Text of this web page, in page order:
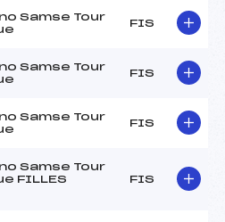
Samse Tour
FIS
Samse Tour
FIS
Samse Tour
FIS
Samse Tour
FILLES
FIS